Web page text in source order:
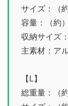
サイズ：（
容量：（約
収納サイズ
主素材：ア
【L】
総重量：（